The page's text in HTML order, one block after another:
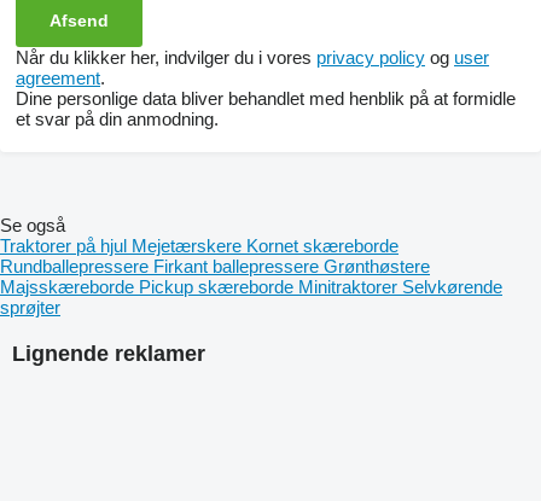
Når du klikker her, indvilger du i vores privacy policy og user
agreement.
Dine personlige data bliver behandlet med henblik på at formidle
et svar på din anmodning.
Lignende reklamer
Se også
Traktorer på hjul Mejetærskere Kornet skæreborde
Rundballepressere Firkant ballepressere Grønthøstere
Majsskæreborde Pickup skæreborde Minitraktorer Selvkørende
sprøjter